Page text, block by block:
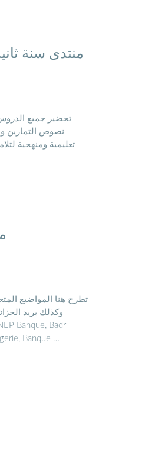
منتدى سنة
تحضير جميع
نصوص التمارين
تطرح هنا المواضيع
وكذلك بريد
Banque …